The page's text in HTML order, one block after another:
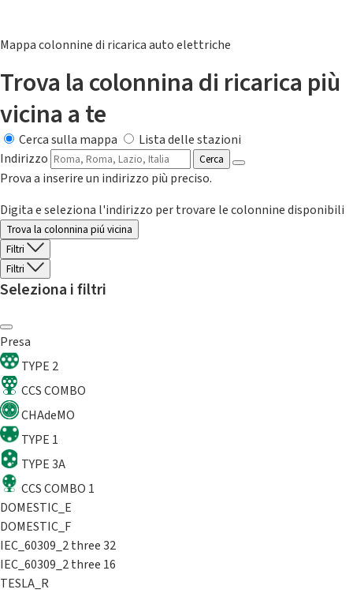
Mappa colonnine di ricarica auto elettriche
Trova la colonnina di ricarica più
vicina a te
Cerca sulla mappa
Lista delle stazioni
Indirizzo
Cerca
Prova a inserire un indirizzo più preciso.
Digita e seleziona l'indirizzo per trovare le colonnine disponibili
Trova la colonnina piú vicina
Filtri
Filtri
Seleziona i filtri
Presa
TYPE 2
CCS COMBO
CHAdeMO
TYPE 1
TYPE 3A
CCS COMBO 1
DOMESTIC_E
DOMESTIC_F
IEC_60309_2 three 32
IEC_60309_2 three 16
TESLA_R